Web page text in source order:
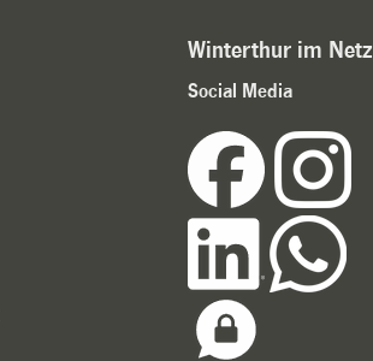
Winterthur im Netz
Social Media